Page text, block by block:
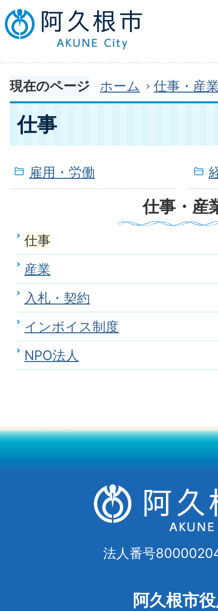
現在のページ ホーム 仕事・産
仕事
雇用・労働
仕事・産
仕事
産業
入札・契約
インボイス制度
NPO法人
法人番号
阿久根市